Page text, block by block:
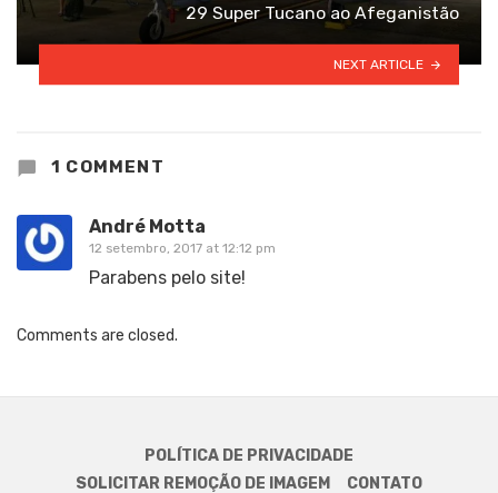
29 Super Tucano ao Afeganistão
NEXT ARTICLE
1 COMMENT
André Motta
12 setembro, 2017 at 12:12 pm
Parabens pelo site!
Comments are closed.
POLÍTICA DE PRIVACIDADE
SOLICITAR REMOÇÃO DE IMAGEM
CONTATO